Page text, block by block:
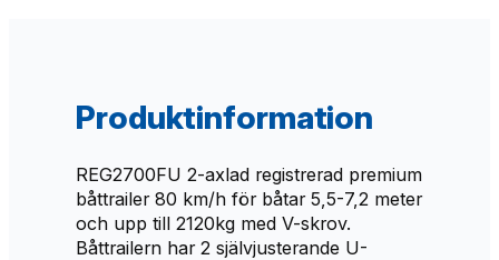
Produktinformation
REG2700FU 2-axlad registrerad premium
båttrailer 80 km/h för båtar 5,5-7,2 meter
och upp till 2120kg med V-skrov.
Båttrailern har 2 självjusterande U-